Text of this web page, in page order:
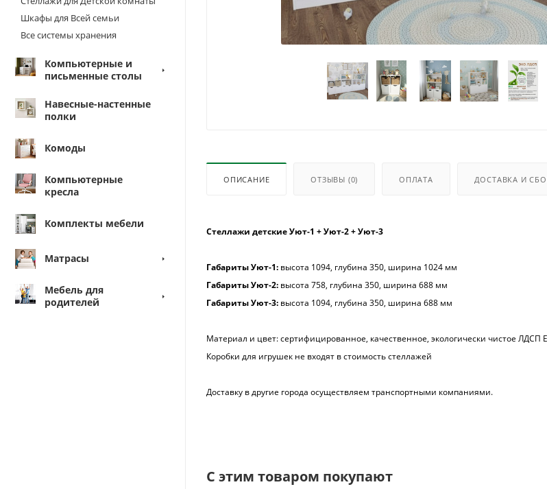
Шкафы для Всей семьи
Все системы хранения
Компьютерные и
письменные столы
Навесные-настенные
полки
Комоды
Компьютерные
кресла
Комплекты мебели
Матрасы
Мебель для
родителей
ОПИСАНИЕ ОТЗЫВЫ (0) ОПЛАТА ДОСТАВКА И
Стеллажи детские Уют-1 + Уют-2 + Уют-3
Габариты Уют-1: высота 1094, глубина 350, ширина 1024 мм
Габариты Уют-2: высота 758, глубина 350, ширина 688 мм
Габариты Уют-3: высота 1094, глубина 350, ширина 688 мм
Материал и цвет: сертифицированное, качественное, экологически чистое ЛДСП
Коробки для игрушек не входят в стоимость стеллажей
Доставку в другие города осуществляем транспортными компаниями.
С этим товаром покупают